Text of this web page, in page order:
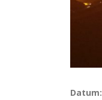
Datum: